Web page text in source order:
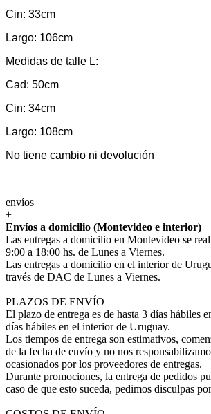
Cin: 33cm
Largo: 106cm
Medidas de talle L:
Cad: 50cm
Cin: 34cm
Largo: 108cm
No tiene cambio ni devolución
envíos
+
Envíos a domicilio (Montevideo e interior)
Las entregas a domicilio en Montevideo se
9:00 a 18:00 hs. de Lunes a Viernes.
Las entregas a domicilio en el interior de
través de DAC de Lunes a Viernes.
PLAZOS DE ENVÍO
El plazo de entrega es de hasta 3 días hábiles
días hábiles en el interior de Uruguay.
Los tiempos de entrega son estimativos,
de la fecha de envío y no nos
ocasionados por los proveedores de entregas.
Durante promociones, la entrega de pedidos
caso de que esto suceda, pedimos disculpas